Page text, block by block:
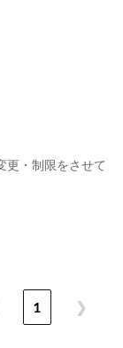
更・制限をさせて
1 ❯